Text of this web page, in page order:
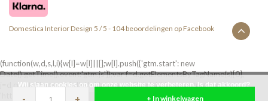
- + + In winkelwagen
Domestica Interior Design 5 /5 - 104beoordelingen op Facebook
(function(w,d,s,l,i){w[l]=w[l]||[];w[l].push({'gtm.start': new
Date().getTime(),event:'gtm.js'});var f=d.getElementsByTagName(s)[0],
j=d.createElement(s),dl=l!='dataLayer'?'&l='+l:'';j.async=true;j.src=
'https://www.googletagmanager.com/gtm.js?
Wij slaan cookies op om onze website te verbeteren. Is dat akkoord?